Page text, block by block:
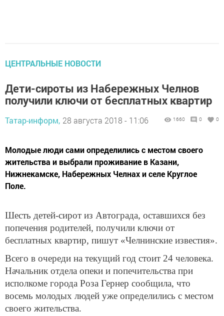
ЦЕНТРАЛЬНЫЕ НОВОСТИ
Дети-сироты из Набережных Челнов
получили ключи от бесплатных квартир
Татар-информ, 28 августа 2018 - 11:06 1660 0 0
Молодые люди сами определились с местом своего
жительства и выбрали проживание в Казани,
Нижнекамске, Набережных Челнах и селе Круглое
Поле.
Шесть детей-сирот из Автограда, оставшихся без
попечения родителей, получили ключи от
бесплатных квартир, пишут «Челнинские известия».
Всего в очереди на текущий год стоит 24 человека.
Начальник отдела опеки и попечительства при
исполкоме города Роза Гернер сообщила, что
восемь молодых людей уже определились с местом
своего жительства.